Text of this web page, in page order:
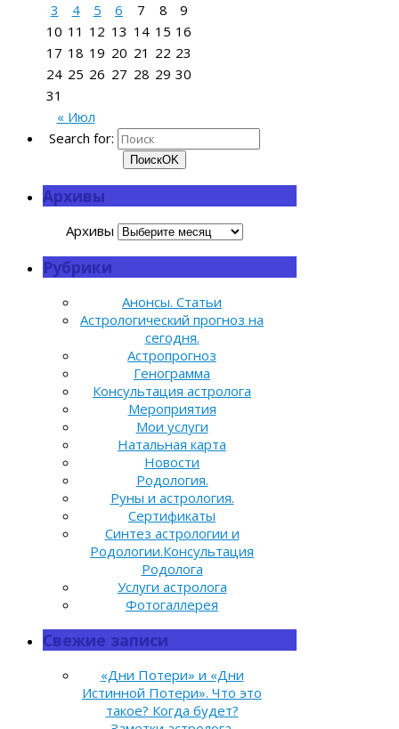
« Июл
3
4 5 6 7 8
9
10 11 12 13 14 15 16
17 18 19 20 21 22 23
24 25 26 27 28 29 30
31
Search for:
ПоискOK
Архивы
Архивы
Рубрики
Анонсы. Статьи
Астрологический прогноз на
сегодня.
Астропрогноз
Генограмма
Консультация астролога
Мероприятия
Мои услуги
Натальная карта
Новости
Родология.
Руны и астрология.
Сертификаты
Синтез астрологии и
Родологии.Консультация
Родолога
Услуги астролога
Фотогаллерея
Свежие записи
«Дни Потери» и «Дни
Истинной Потери». Что это
такое? Когда будет?